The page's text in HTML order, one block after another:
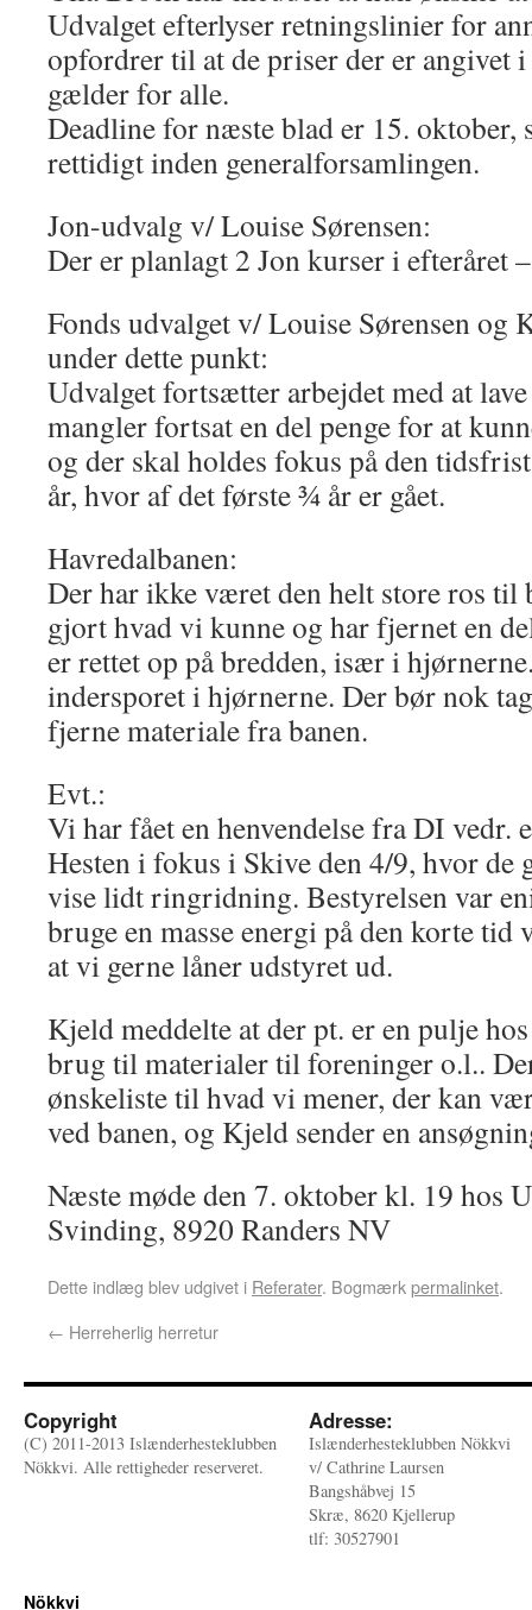
Udvalget efterlyser retningslinier for
opfordrer til at de priser der er angivet
gælder for alle.
Deadline for næste blad er 15. oktober,
rettidigt inden generalforsamlingen.
Jon-udvalg v/ Louise Sørensen:
Der er planlagt 2 Jon kurser i efteråret
Fonds udvalget v/ Louise Sørensen og
under dette punkt:
Udvalget fortsætter arbejdet med at
mangler fortsat en del penge for at
og der skal holdes fokus på den
år, hvor af det første ¾ år er gået.
Havredalbanen:
Der har ikke været den helt store ros til
gjort hvad vi kunne og har fjernet en
er rettet op på bredden, især i
indersporet i hjørnerne. Der bør nok
fjerne materiale fra banen.
Evt.:
Vi har fået en henvendelse fra DI vedr.
Hesten i fokus i Skive den 4/9, hvor de
vise lidt ringridning. Bestyrelsen var
bruge en masse energi på den korte
at vi gerne låner udstyret ud.
Kjeld meddelte at der pt. er en pulje
brug til materialer til foreninger o.l..
ønskeliste til hvad vi mener, der kan
ved banen, og Kjeld sender en
Næste møde den 7. oktober kl. 19 hos
Svinding, 8920 Randers NV
Dette indlæg blev udgivet i Referater. Bogmærkpermalinket.
← Herreherlig herretur
Copyright
(C) 2011-2013 Islænderhesteklubben
Nökkvi. Alle rettigheder reserveret.
Adresse:
Islænderhesteklubben Nökkvi
v/ Cathrine Laursen
Bangshåbvej 15
Skræ, 8620 Kjellerup
tlf: 30527901
Nökkvi